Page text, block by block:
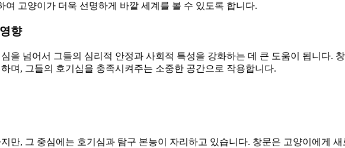
여 고양이가 더욱 선명하게 바깥 세계를 볼 수 있도록 합니다.
향
을 넘어서 그들의 심리적 안정과 사회적 특성을 강화하는 데 큰 도움이 됩니다.
며, 그들의 호기심을 충족시켜주는 소중한 공간으로 작용합니다.
만, 그 중심에는 호기심과 탐구 본능이 자리하고 있습니다. 창문은 고양이에게 새